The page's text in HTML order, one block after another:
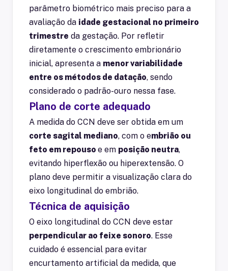
parâmetro biométrico mais preciso para a
avaliação da idade gestacional no primeiro
trimestre da gestação. Por refletir
diretamente o crescimento embrionário
inicial, apresenta a menor variabilidade
entre os métodos de datação, sendo
considerado o padrão-ouro nessa fase.
Plano de corte adequado
A medida do CCN deve ser obtida em um
corte sagital mediano, com o embrião ou
feto em repouso e em posição neutra,
evitando hiperflexão ou hiperextensão. O
plano deve permitir a visualização clara do
eixo longitudinal do embrião.
Técnica de aquisição
O eixo longitudinal do CCN deve estar
perpendicular ao feixe sonoro. Esse
cuidado é essencial para evitar
encurtamento artificial da medida, que